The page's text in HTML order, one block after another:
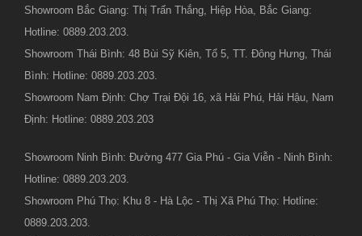
Showroom Bắc Giang: Thị Trấn Thắng, Hiệp Hòa, Bắc Giang:
Hotline: 0889.203.203.
Showroom Thái Bình: 48 Bùi Sỹ Kiên, Tổ 5, TT. Đông Hưng, Thái
Bình: Hotline: 0889.203.203.
Showroom Nam Định: Chợ Trại Đội 16, xã Hải Phú, Hải Hậu, Nam
Định: Hotline: 0889.203.203
Showroom Ninh Bình: Đường 477 Gia Phú - Gia Viễn - Ninh Bình:
Hotline: 0889.203.203.
Showroom Phú Thọ: Khu 8 - Hà Lộc - Thị Xã Phú Thọ: Hotline:
0889.203.203.